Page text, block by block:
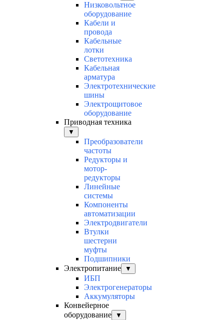
Низковольтное
оборудование
Кабели и
провода
Кабельные
лотки
Светотехника
Кабельная
арматура
Электротехнические
шины
Электрощитовое
оборудование
Приводная техника
▼
Преобразователи
частоты
Редукторы и
мотор-
редукторы
Линейные
системы
Компоненты
автоматизации
Электродвигатели
Втулки
шестерни
муфты
Подшипники
Электропитание
▼
ИБП
Электрогенераторы
Аккумуляторы
Конвейерное
оборудование
▼